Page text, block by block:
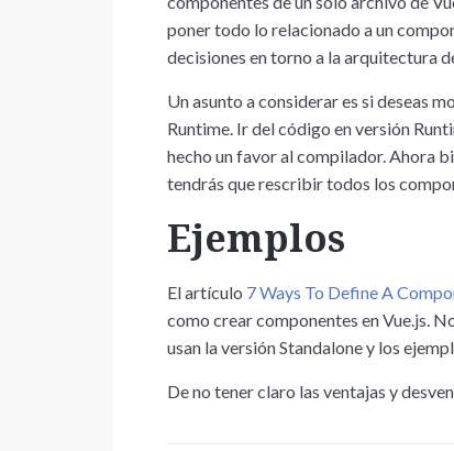
poner todo lo relacionado a un
decisiones en torno a la arquitectura
Un asunto a considerar es si deseas
Runtime. Ir del código en versión
hecho un favor al compilador. Ahora
tendrás que rescribir todos los
Ejemplos
El artículo 7 Ways To Define A
como crear componentes en Vue.js.
usan la versión Standalone y los
De no tener claro las ventajas y